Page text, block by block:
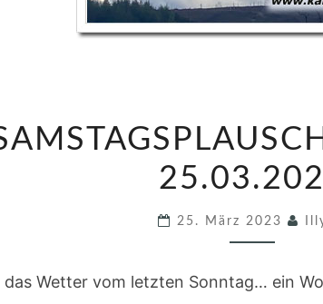
A
M
T
G
25. März 2023
das Wetter vom letzten Sonntag… ein